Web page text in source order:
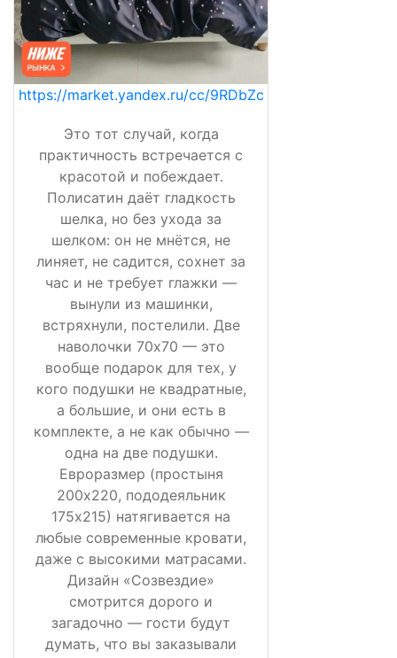
https://market.yandex.ru/cc/9RDbZc
Это тот случай, когда
практичность встречается с
красотой и побеждает.
Полисатин даёт гладкость
шелка, но без ухода за
шелком: он не мнётся, не
линяет, не садится, сохнет за
час и не требует глажки —
вынули из машинки,
встряхнули, постелили. Две
наволочки 70х70 — это
вообще подарок для тех, у
кого подушки не квадратные,
а большие, и они есть в
комплекте, а не как обычно —
одна на две подушки.
Евроразмер (простыня
200х220, пододеяльник
175х215) натягивается на
любые современные кровати,
даже с высокими матрасами.
Дизайн «Созвездие»
смотрится дорого и
загадочно — гости будут
думать, что вы заказывали